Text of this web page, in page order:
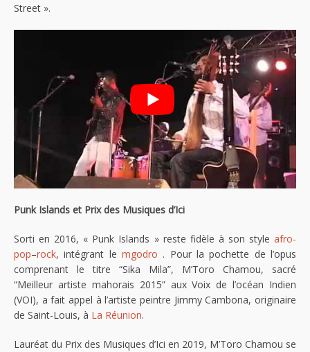
Street ».
Punk Islands et Prix des Musiques d’Ici
Sorti en 2016, « Punk Islands » reste fidèle à son style afro-
pop–rock, intégrant le mgodro . Pour la pochette de l’opus
comprenant le titre “Sika Mila”, M’Toro Chamou, sacré
“Meilleur artiste mahorais 2015” aux Voix de l’océan Indien
(VOI), a fait appel à l’artiste peintre Jimmy Cambona, originaire
de Saint-Louis, à La Réunion.
Lauréat du Prix des Musiques d’Ici en 2019, M’Toro Chamou se